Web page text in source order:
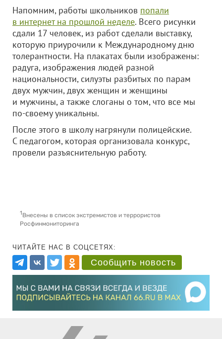
Напомним, работы школьников попали
в интернет на прошлой неделе. Всего рисунки
сдали 17 человек, из работ сделали выставку,
которую приурочили к Международному дню
толерантности. На плакатах были изображены:
радуга, изображения людей разной
национальности, силуэты разбитых по парам
двух мужчин, двух женщин и женщины
и мужчины, а также слоганы о том, что все мы
по-своему уникальны.
После этого в школу нагрянули полицейские.
С педагогом, которая организовала конкурс,
провели разъяснительную работу.
1Внесены в список экстремистов и террористов
Росфинмониторинга
ЧИТАЙТЕ НАС В СОЦСЕТЯХ:
Сообщить новость